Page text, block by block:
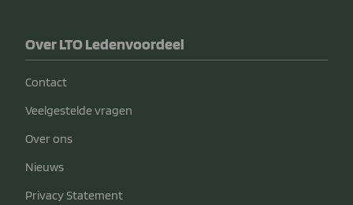
Over LTO Ledenvoordeel
Contact
Veelgestelde vragen
Over ons
Nieuws
Privacy Statement